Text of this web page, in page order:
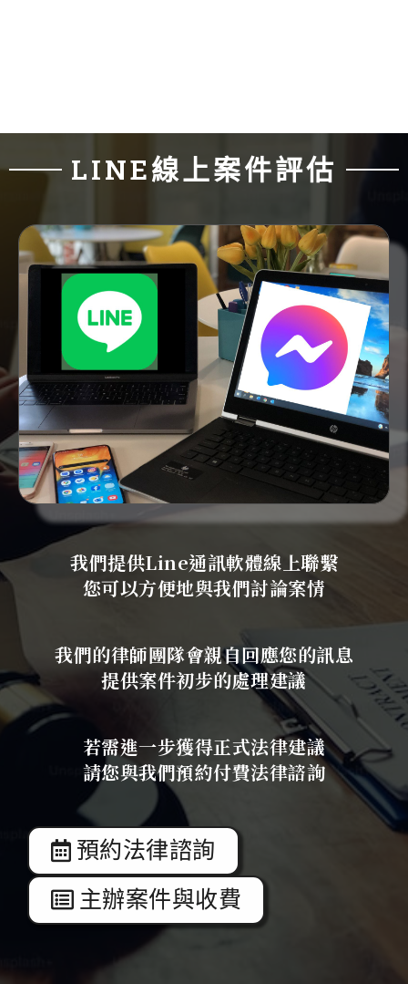
LINE線上案件評估
我們提供Line通訊軟體線上聯繫
您可以方便地與我們討論案情
我們的律師團隊會親自回應您的訊息
提供案件初步的處理建議
若需進一步獲得正式法律建議
請您與我們預約付費法律諮詢
預約法律諮詢
主辦案件與收費